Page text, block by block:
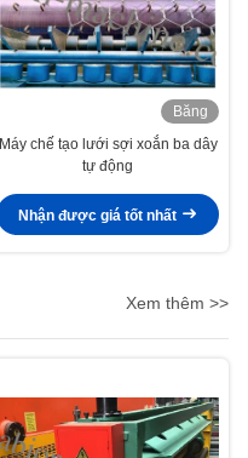
Băng
hình
Máy chế tạo lưới sợi xoắn ba dây
tự động
Nhận được giá tốt nhất
Xem thêm >>